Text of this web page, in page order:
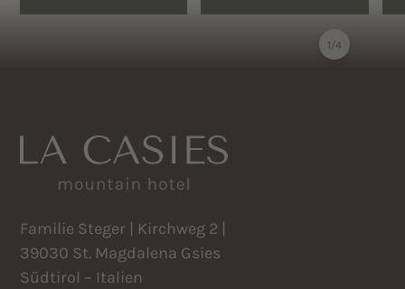
1/4
Familie Steger | Kirchweg 2 |
39030 St. Magdalena Gsies
Südtirol – Italien